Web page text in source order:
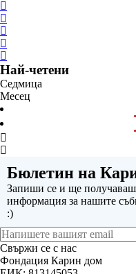
Най-четени
Седмица
Месец
Бюлетин на
Запиши се и ще
информация за нашите
:)
Свържи се с нас
Фондация Карин дом